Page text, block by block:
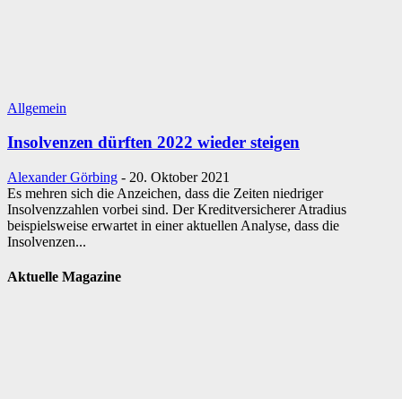
Allgemein
Insolvenzen dürften 2022 wieder steigen
Alexander Görbing - 20. Oktober 2021
Es mehren sich die Anzeichen, dass die Zeiten niedriger
Insolvenzzahlen vorbei sind. Der Kreditversicherer Atradius
beispielsweise erwartet in einer aktuellen Analyse, dass die
Insolvenzen...
Aktuelle Magazine